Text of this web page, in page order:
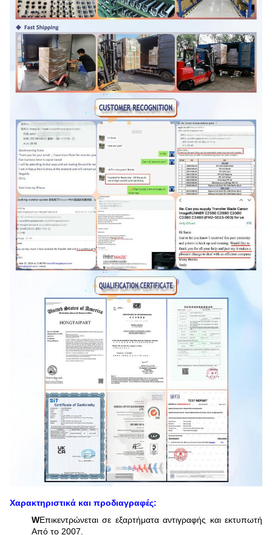
Χαρακτηριστικά και προδιαγραφές:
WΕπικεντρώνεται σε εξαρτήματα αντιγραφής και εκτυπωτή
Από το 2007.